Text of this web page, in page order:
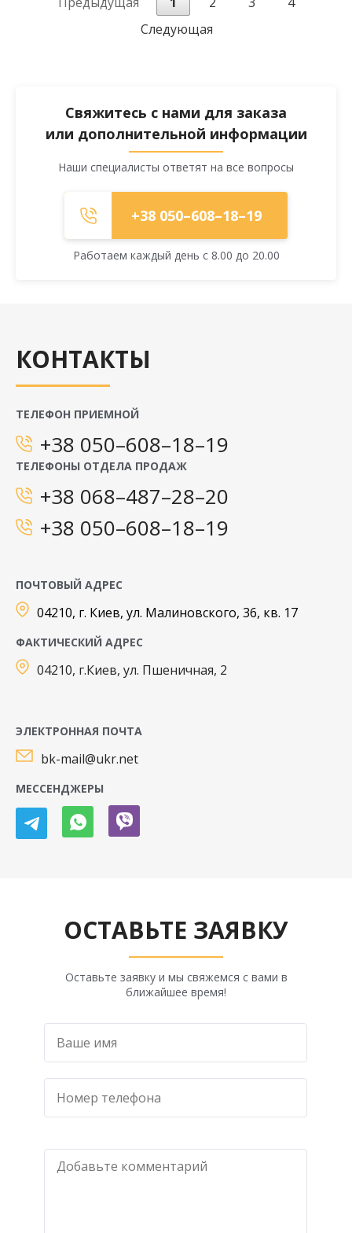
Следующая
Свяжитесь с нами для заказа
или дополнительной информации
Наши специалисты ответят на все вопросы
+38 050–608–18–19
Работаем каждый день с 8.00 до 20.00
КОНТАКТЫ
ТЕЛЕФОН ПРИЕМНОЙ
+38 050–608–18–19
ТЕЛЕФОНЫ ОТДЕЛА ПРОДАЖ
+38 068–487–28–20
+38 050–608–18–19
ПОЧТОВЫЙ АДРЕС
04210, г. Киев, ул. Малиновского, 36, кв. 17
ФАКТИЧЕСКИЙ АДРЕС
04210, г.Киев, ул. Пшеничная, 2
ЭЛЕКТРОННАЯ ПОЧТА
bk-mail@ukr.net
МЕССЕНДЖЕРЫ
ОСТАВЬТЕ ЗАЯВКУ
Оставьте заявку и мы свяжемся с вами в
ближайшее время!